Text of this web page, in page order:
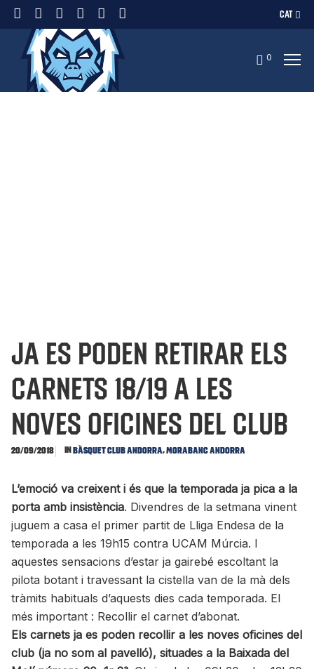
CAT
0
Ja es poden retirar els
carnets 18/19 a les
noves oficines del club
20/09/2018 InBàsquet Club Andorra,MoraBanc Andorra
L’emoció va creixent i és que la temporada ja pica a la
porta amb insistència. Divendres de la setmana vinent
juguem a casa el primer partit de Lliga Endesa de la
temporada a les 19h15 contra UCAM Múrcia. I
aquestes sensacions d’estar ja gairebé escoltant la
pilota botant i travessant la cistella van de la mà dels
tràmits habituals d’aquests dies cada temporada. El
més important : Recollir el carnet d’abonat.
Els carnets ja es poden recollir a les noves oficines del
club (ja no som al pavelló), situades a la Baixada del